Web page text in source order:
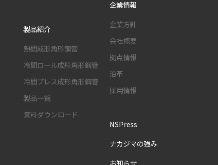
製品紹介
熱間成形角形鋼管
冷間ロール成形角形鋼管
冷間プレス成形角形鋼管
製品一覧
資料ダウンロード
企業情報
企業方針
会社概要
拠点情報
沿革
採用情報
NSPress
ナカジマの強み
お知らせ